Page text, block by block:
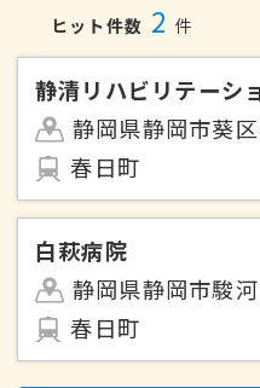
ヒット件数 2 件
静清リハビリテーシ
静岡県静岡市葵
春日町
白萩病院
静岡県静岡市駿
春日町